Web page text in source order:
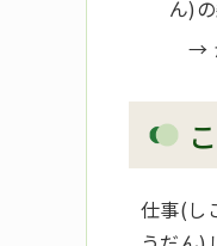
ん)
→
仕事(し